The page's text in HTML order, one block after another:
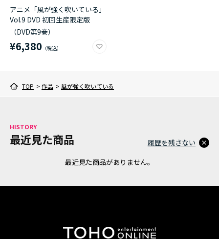
アニメ「風が強く吹いている」
Vol.9 DVD 初回生産限定版
（DVD第9巻）
¥6,380
TOP > 作品 > 風が強く吹いている
HISTORY
最近見た商品
最近見た商品がありません。
履歴を残さない